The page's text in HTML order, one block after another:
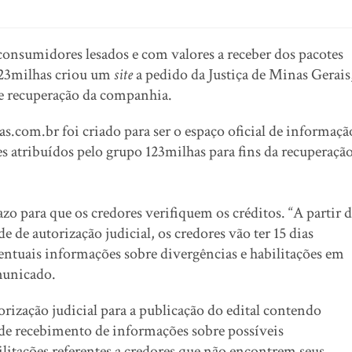
lesados e com valores a receber dos pacotes
criou umsitea pedido da Justiça de Minas
recuperação da companhia.
foi criado para ser o espaço oficial de
atribuídos pelo grupo 123milhas para fins da
para que os credores verifiquem os créditos. “A partir
de autorização judicial, os credores vão ter 15 dias
informações sobre divergências e habilitações em
judicial para a publicação do edital contendo
recebimento de informações sobre possíveis